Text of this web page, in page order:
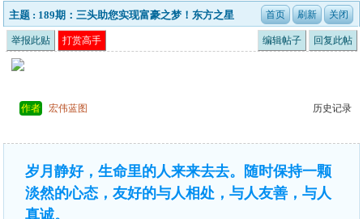
主题 : 189期：三头助您实现富豪之梦！东方之星
举报此贴 打赏高手 编辑帖子 回复此帖
作者 宏伟蓝图 历史记录
岁月静好，生命里的人来来去去。随时保持一颗
淡然的心态，友好的与人相处，与人友善，与人
真诚。